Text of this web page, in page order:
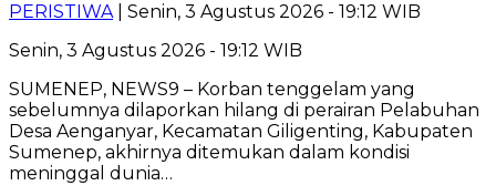
PERISTIWA| Senin, 3 Agustus 2026 - 19:12 WIB
Senin, 3 Agustus 2026 - 19:12 WIB
SUMENEP, NEWS9 – Korban tenggelam yang
sebelumnya dilaporkan hilang di perairan Pelabuhan
Desa Aenganyar, Kecamatan Giligenting, Kabupaten
Sumenep, akhirnya ditemukan dalam kondisi
meninggal dunia…